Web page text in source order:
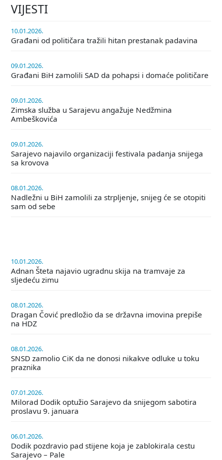
VIJESTI
10.01.2026.
Građani od političara tražili hitan prestanak padavina
09.01.2026.
Građani BiH zamolili SAD da pohapsi i domaće političare
09.01.2026.
Zimska služba u Sarajevu angažuje Nedžmina
Ambeškovića
09.01.2026.
Sarajevo najavilo organizaciji festivala padanja snijega
sa krovova
08.01.2026.
Nadležni u BiH zamolili za strpljenje, snijeg će se otopiti
sam od sebe
10.01.2026.
Adnan Šteta najavio ugradnu skija na tramvaje za
sljedeću zimu
08.01.2026.
Dragan Čović predložio da se državna imovina prepiše
na HDZ
08.01.2026.
SNSD zamolio CiK da ne donosi nikakve odluke u toku
praznika
07.01.2026.
Milorad Dodik optužio Sarajevo da snijegom sabotira
proslavu 9. januara
06.01.2026.
Dodik pozdravio pad stijene koja je zablokirala cestu
Sarajevo – Pale